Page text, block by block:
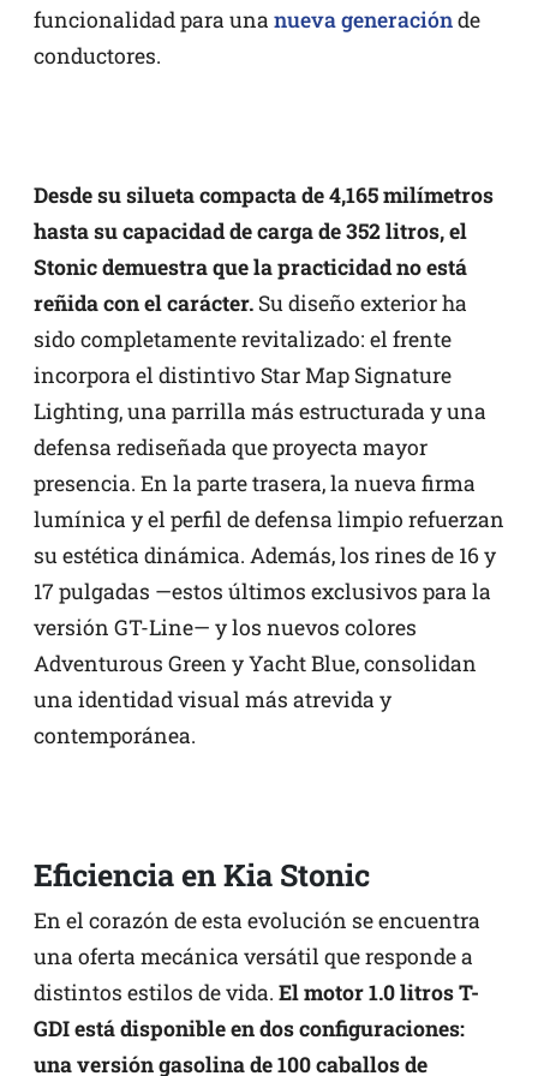
funcionalidad para una nueva generaciónde
conductores.
Desde su silueta compacta de 4,165 milímetros
hasta su capacidad de carga de 352 litros, el
Stonic demuestra que la practicidad no está
reñida con el carácter. Su diseño exterior ha
sido completamente revitalizado: el frente
incorpora el distintivo Star Map Signature
Lighting, una parrilla más estructurada y una
defensa rediseñada que proyecta mayor
presencia. En la parte trasera, la nueva firma
lumínica y el perfil de defensa limpio refuerzan
su estética dinámica. Además, los rines de 16 y
17 pulgadas —estos últimos exclusivos para la
versión GT-Line— y los nuevos colores
Adventurous Green y Yacht Blue, consolidan
una identidad visual más atrevida y
contemporánea.
Eficiencia en Kia Stonic
En el corazón de esta evolución se encuentra
una oferta mecánica versátil que responde a
distintos estilos de vida. El motor 1.0 litros T-
GDI está disponible en dos configuraciones:
una versión gasolina de 100 caballos de